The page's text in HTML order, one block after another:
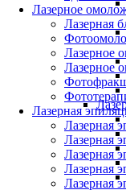
Лазерное
Лазерная
Лазерное
Лазерное
Лазерная
Лазерная
Лазерная
Лазерная
Лазерная
Лазерная